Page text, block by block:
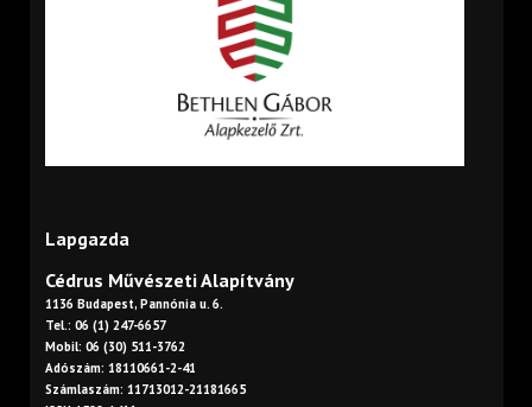
Lapgazda
Cédrus Művészeti Alapítvány
1136 Budapest, Pannónia u. 6.
Tel.: 06 (1) 247-6657
Mobil: 06 (30) 511-3762
Adószám: 18110661-2-41
Számlaszám: 11713012-21181665